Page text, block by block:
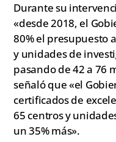
Durante su
«desde 2018, el
80% el presupuesto
y unidades de
pasando de 42 a 76
señaló que «el
certificados de
65 centros y
un 35% más».